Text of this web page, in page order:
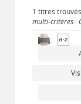
1 titres
multi-critères :